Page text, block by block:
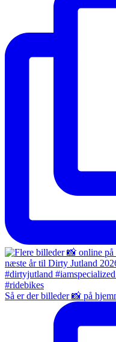
Så er der billeder 📸 på